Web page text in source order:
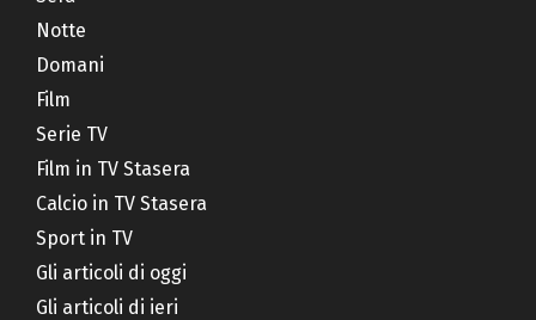
Notte
Domani
Film
Serie TV
Film in TV Stasera
Calcio in TV Stasera
Sport in TV
Gli articoli di oggi
Gli articoli di ieri